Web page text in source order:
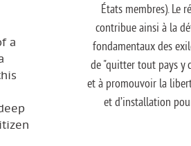
a
États membres). Le
contribue ainsi à la
fondamentaux des
de "quitter tout pays y
et à promouvoir la
et d’installation